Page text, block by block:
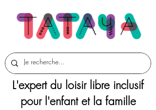
L'expert du loisir libre inclusif
pour l'enfant et la famille